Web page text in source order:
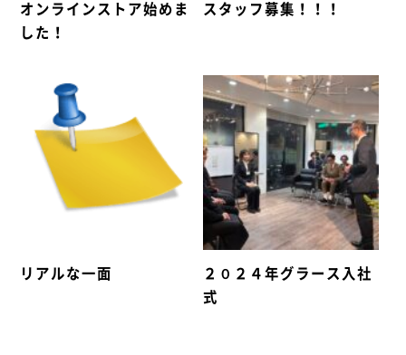
オンラインストア始めま
した！
スタッフ募集！！！
リアルな一面
２０２４年グラース入社
式